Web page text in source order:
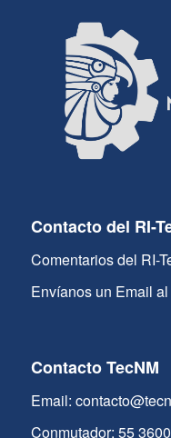
Contacto del RI-
Comentarios del RI-
Envíanos un Email al
Contacto TecNM
Email:
Conmutador: 55